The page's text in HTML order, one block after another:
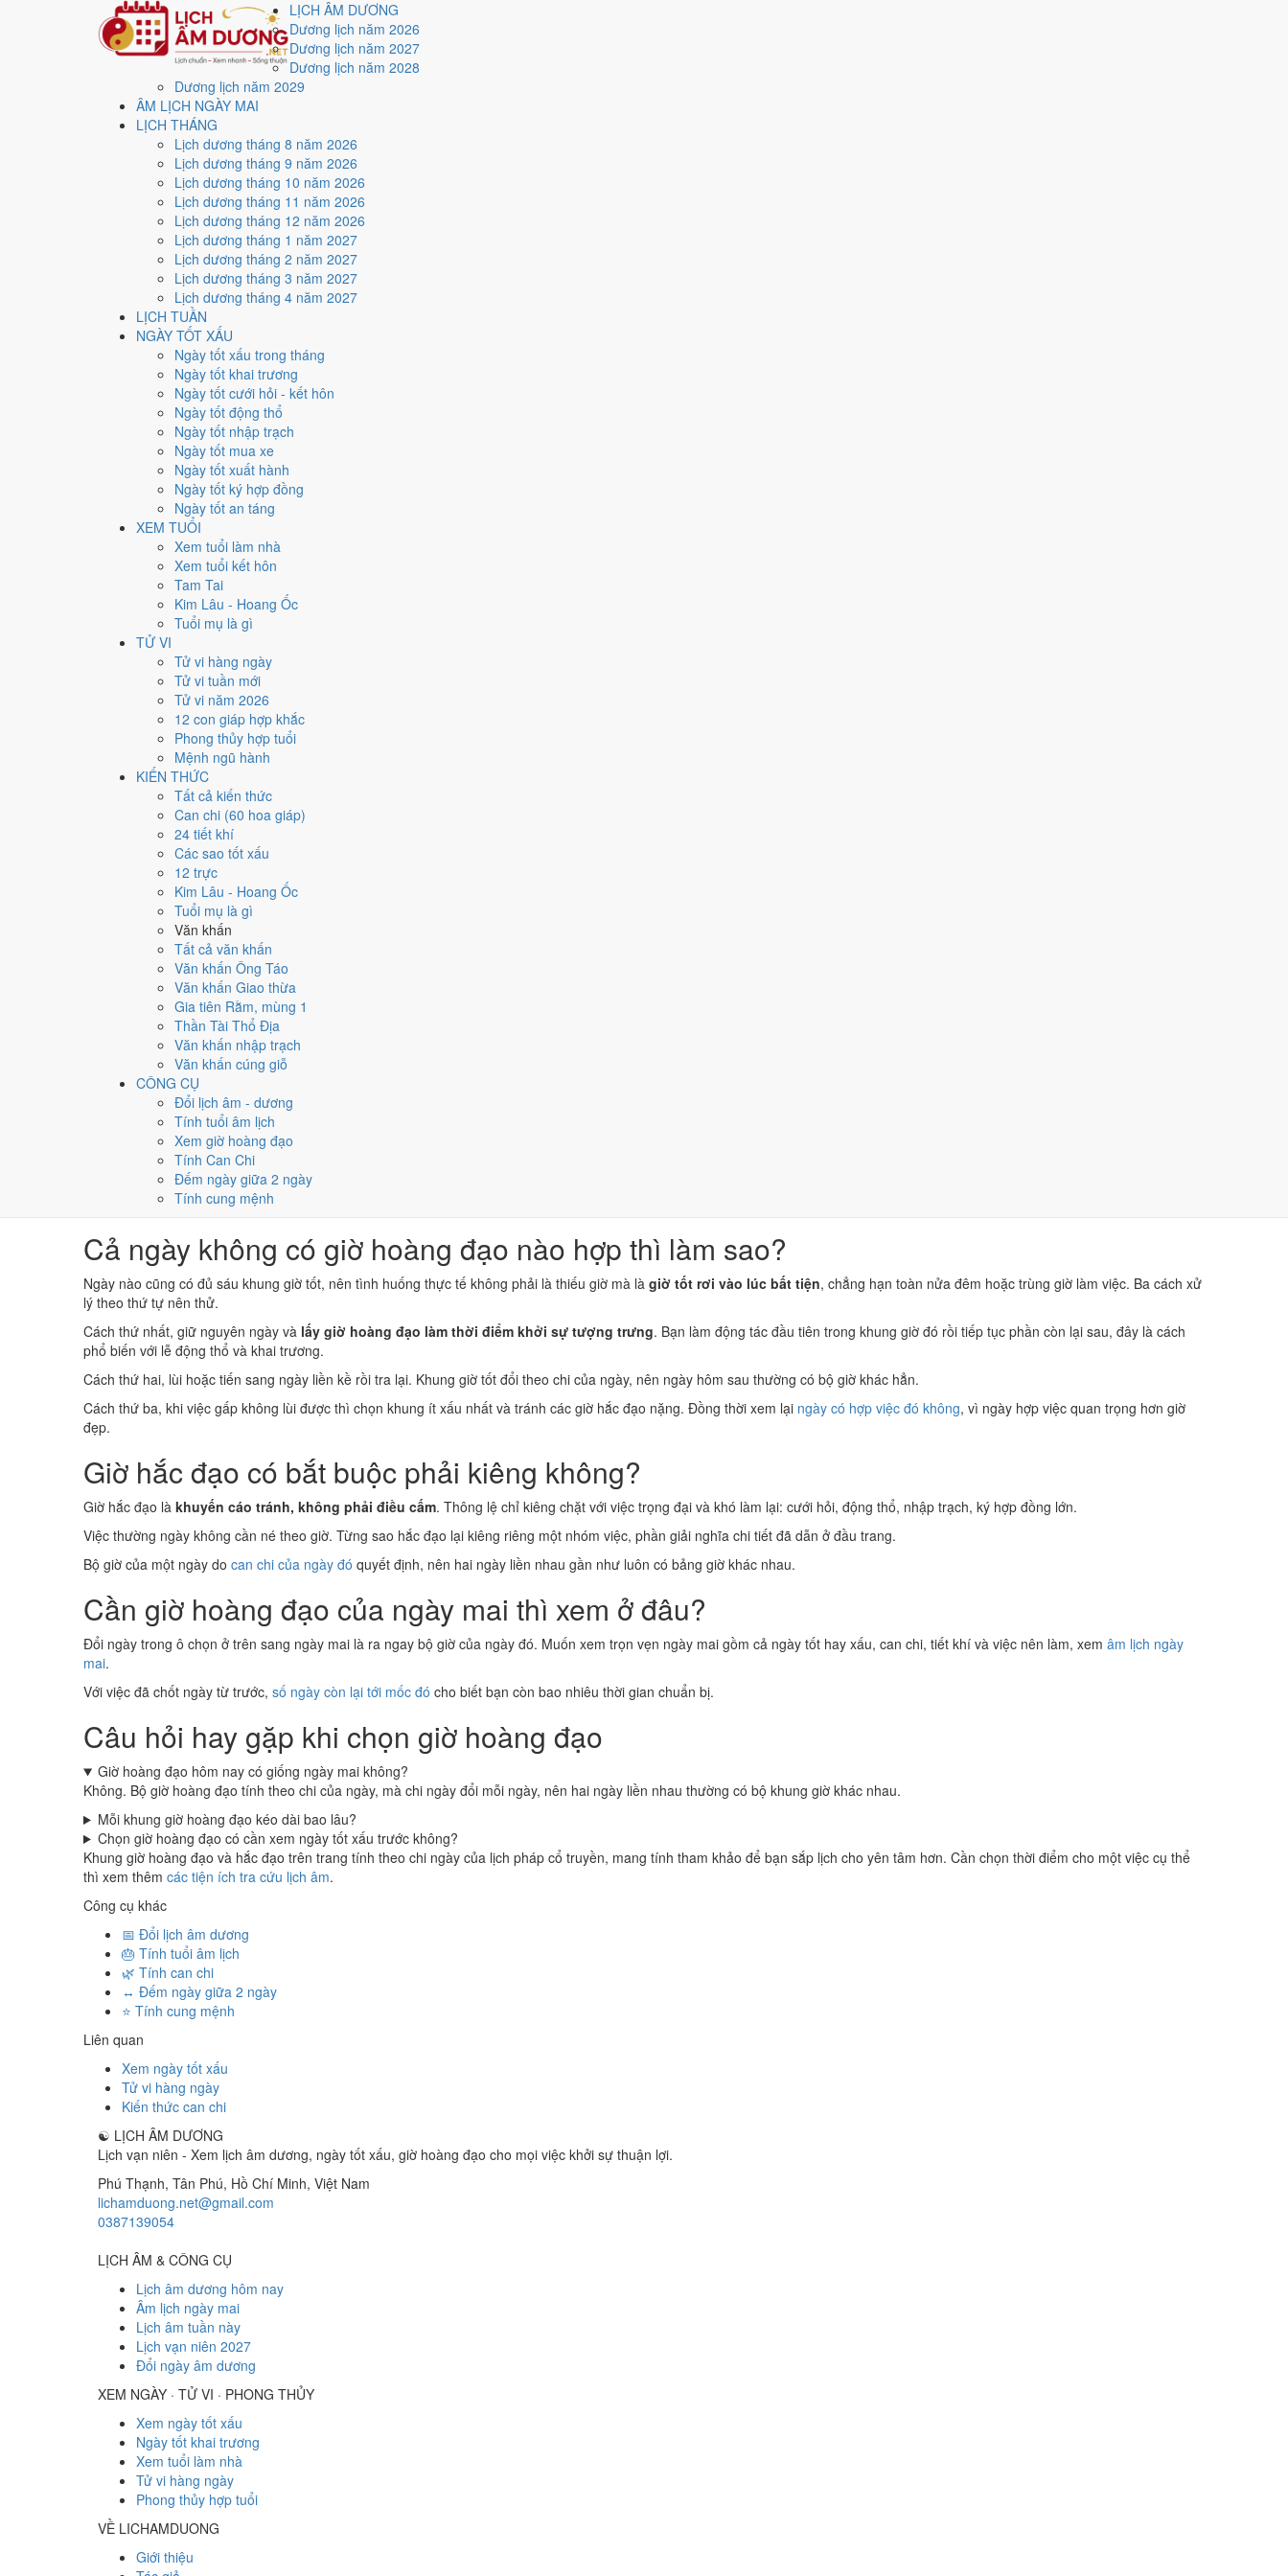
LỊCH ÂM DƯƠNG
Dương lịch năm 2026
Dương lịch năm 2027
Dương lịch năm 2028
Dương lịch năm 2029
ÂM LỊCH NGÀY MAI
LỊCH THÁNG
Lịch dương tháng 8 năm 2026
Lịch dương tháng 9 năm 2026
Lịch dương tháng 10 năm 2026
Lịch dương tháng 11 năm 2026
Lịch dương tháng 12 năm 2026
Lịch dương tháng 1 năm 2027
Lịch dương tháng 2 năm 2027
Lịch dương tháng 3 năm 2027
Lịch dương tháng 4 năm 2027
LỊCH TUẦN
NGÀY TỐT XẤU
Ngày tốt xấu trong tháng
Ngày tốt khai trương
Ngày tốt cưới hỏi - kết hôn
Ngày tốt động thổ
Ngày tốt nhập trạch
Ngày tốt mua xe
Ngày tốt xuất hành
Ngày tốt ký hợp đồng
Ngày tốt an táng
XEM TUỔI
Xem tuổi làm nhà
Xem tuổi kết hôn
Tam Tai
Kim Lâu - Hoang Ốc
Tuổi mụ là gì
TỬ VI
Tử vi hàng ngày
Tử vi tuần mới
Tử vi năm 2026
12 con giáp hợp khắc
Phong thủy hợp tuổi
Mệnh ngũ hành
KIẾN THỨC
Tất cả kiến thức
Can chi (60 hoa giáp)
24 tiết khí
Các sao tốt xấu
12 trực
Kim Lâu - Hoang Ốc
Tuổi mụ là gì
Văn khấn
Tất cả văn khấn
Văn khấn Ông Táo
Văn khấn Giao thừa
Gia tiên Rằm, mùng 1
Thần Tài Thổ Địa
Văn khấn nhập trạch
Văn khấn cúng giỗ
CÔNG CỤ
Đổi lịch âm - dương
Tính tuổi âm lịch
Xem giờ hoàng đạo
Tính Can Chi
Đếm ngày giữa 2 ngày
Tính cung mệnh
Trang chủ
Công cụ
Xem giờ hoàng đạo
Xem giờ hoàng đạo trong ngày
Cập nhật: 31/07/2026
Mỗi ngày có6 khung giờ hoàng đạovà6 khung giờ hắc đạo
giờ, nên chọn được thời điểm cụ thể trong ngày chứ không chỉ biết ngày tốt hay xấu.
Muốn hiểu vì sao lại ra đúng những khung giờ này, xem
Chiều ngược lại, sáu khung giờ còn lại do sao hắc đạo trực, đọc
Chọn ngày cần xem giờ tốt
Xem kết quả
Ngày 9/8/2026 dương (27/6/2026 âm)
6 khung giờ hoàng đạo nên chọn
Các khung dưới đây là giờ tốt của ngày 9/8, mỗi khung kéo dài
11h - 13h
13h - 15h
17h - 19h
6 khung giờ hắc đạo nên tránh
Các khung dưới đây là giờ xấu của cùng ngày. Thông lệ chỉ kiêng chặt với việc khó làm lại như cưới hỏi, động thổ, nhập trạch và ký hợp đồng lớn; việc thường ngày không cần né theo
15h - 17h
19h - 21h
21h - 23h
Biết giờ tốt rồi nhưng còn cần biết ngày 9/8 có thuận cho việc của bạn không: ngày này là
Ngày 9/8/2026 giờ nào tốt, giờ nào nên tránh?
Ngày 9/8/2026 là ngày Ất Mão, có 6 khung giờ hoàng đạo
Việc cần người khác có mặt thì đặt vào
, hợp với việc riêng như xuất hành hay đặt bàn thờ.
Chọn giờ hoàng đạo nào cho việc của bạn?
Sáu khung giờ tốt trong ngàykhông ngang giá trị nhau
Việc cần người khác có mặt như ký kết, khai trương, đón dâu thì chọn khung giờ hoàng đạo
đặt bàn thờ thì chọn khungsớm nhất trong ngày
nằm trong khung đó.
Cả ngày không có giờ hoàng đạo nào hợp thì làm sao?
Ngày nào cũng có đủ sáu khung giờ tốt, nên tình huống thực tế không phải là thiếu giờ mà là giờ tốt rơi vào lúc bất tiện, chẳng hạn toàn nửa đêm hoặc trùng giờ làm việc. Ba cách xử
lý theo thứ tự nên thử.
Cách thứ nhất, giữ nguyên ngày và lấy giờ hoàng đạo làm thời điểm khởi sự tượng trưng. Bạn làm động tác đầu tiên trong khung giờ đó rồi tiếp tục phần còn lại sau, đây là cách
phổ biến với lễ động thổ và khai trương.
Cách thứ hai, lùi hoặc tiến sang ngày liền kề rồi tra lại. Khung giờ tốt đổi theo chi của ngày, nên ngày hôm sau thường có bộ giờ khác hẳn.
Cách thứ ba, khi việc gấp không lùi được thì chọn khung ít xấu nhất và tránh các giờ hắc đạo nặng. Đồng thời xem lại ngày có hợp việc đó không, vì ngày hợp việc quan trọng hơn giờ
đẹp.
Giờ hắc đạo có bắt buộc phải kiêng không?
Giờ hắc đạo là khuyến cáo tránh, không phải điều cấm. Thông lệ chỉ kiêng chặt với việc trọng đại và khó làm lại: cưới hỏi, động thổ, nhập trạch, ký hợp đồng lớn.
Việc thường ngày không cần né theo giờ. Từng sao hắc đạo lại kiêng riêng một nhóm việc, phần giải nghĩa chi tiết đã dẫn ở đầu trang.
Bộ giờ của một ngày do can chi của ngày đó quyết định, nên hai ngày liền nhau gần như luôn có bảng giờ khác nhau.
Cần giờ hoàng đạo của ngày mai thì xem ở đâu?
Đổi ngày trong ô chọn ở trên sang ngày mai là ra ngay bộ giờ của ngày đó. Muốn xem trọn vẹn ngày mai gồm cả ngày tốt hay xấu, can chi, tiết khí và việc nên làm, xem âm lịch ngày
mai.
Với việc đã chốt ngày từ trước, số ngày còn lại tới mốc đó cho biết bạn còn bao nhiêu thời gian chuẩn bị.
Câu hỏi hay gặp khi chọn giờ hoàng đạo
Giờ hoàng đạo hôm nay có giống ngày mai không?
Không. Bộ giờ hoàng đạo tính theo chi của ngày, mà chi ngày đổi mỗi ngày, nên hai ngày liền nhau thường có bộ khung giờ khác nhau.
Mỗi khung giờ hoàng đạo kéo dài bao lâu?
Chọn giờ hoàng đạo có cần xem ngày tốt xấu trước không?
Khung giờ hoàng đạo và hắc đạo trên trang tính theo chi ngày của lịch pháp cổ truyền, mang tính tham khảo để bạn sắp lịch cho yên tâm hơn. Cần chọn thời điểm cho một việc cụ thể
thì xem thêm các tiện ích tra cứu lịch âm.
Công cụ khác
📅 Đổi lịch âm dương
🎂 Tính tuổi âm lịch
🌿 Tính can chi
↔️ Đếm ngày giữa 2 ngày
⭐ Tính cung mệnh
Liên quan
Xem ngày tốt xấu
Tử vi hàng ngày
Kiến thức can chi
☯ LỊCH ÂM DƯƠNG
Lịch vạn niên - Xem lịch âm dương, ngày tốt xấu, giờ hoàng đạo cho mọi việc khởi sự thuận lợi.
Phú Thạnh, Tân Phú, Hồ Chí Minh, Việt Nam
lichamduong.net@gmail.com
0387139054
LỊCH ÂM & CÔNG CỤ
Lịch âm dương hôm nay
Âm lịch ngày mai
Lịch âm tuần này
Lịch vạn niên 2027
Đổi ngày âm dương
XEM NGÀY · TỬ VI · PHONG THỦY
Xem ngày tốt xấu
Ngày tốt khai trương
Xem tuổi làm nhà
Tử vi hàng ngày
Phong thủy hợp tuổi
VỀ LICHAMDUONG
Giới thiệu